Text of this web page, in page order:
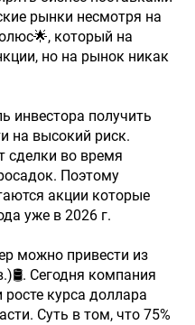
рынки несмотря на
который на
но на рынок никак
инвестора получить
на высокий риск.
сделки во время
Поэтому
акции которые
уже в 2026 г.
можно привести из
Сегодня компания
росте курса доллара
Суть в том, что 75%